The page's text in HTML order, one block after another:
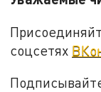
соцсетях